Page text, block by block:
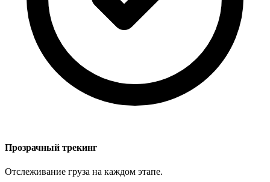
Прозрачный трекинг
Отслеживание груза на каждом этапе.